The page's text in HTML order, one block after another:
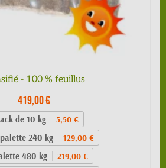
- 100 % feuillus
419,00 €
de 10 kg 5,50 €
240 kg 129,00 €
480 kg 219,00 €